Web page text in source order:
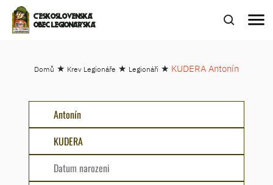
ČESKOSLOVENSKÁ
OBEC LEGIONÁŘSKÁ
menu
Domů ★ Krev Legionáře ★ Legionáři ★ KUDERA Antonín